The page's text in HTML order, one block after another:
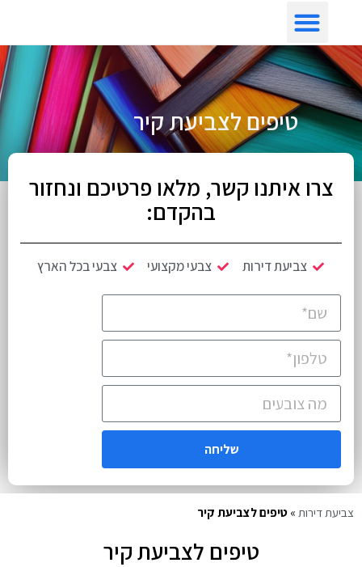
טיפים לצביעת קיר
צרו איתנו קשר, מלאו פרטיכם ונחזור
בהקדם:
צביעת דירות צבעי מקצועי צבעי בכל הארץ
שליחה
צביעת דירות » טיפים לצביעת קיר
טיפים לצביעת קיר